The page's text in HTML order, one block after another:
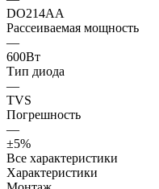
DO214AA
Рассеиваемая мощность
—
600Вт
Тип диода
—
TVS
Погрешность
—
±5%
Все характеристики
Характеристики